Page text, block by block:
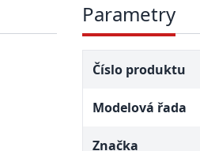
Parametry
Číslo produktu
Modelová řada
Značka